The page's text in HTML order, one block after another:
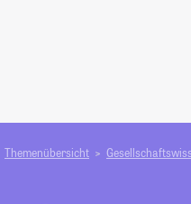
Themenübersicht